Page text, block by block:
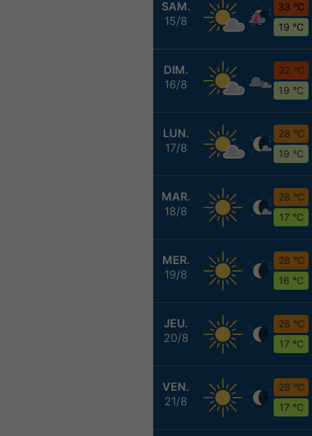
SAM.
15/8
33 °C
19 °C
DIM.
16/8
32 °C
19 °C
LUN.
17/8
28 °C
19 °C
MAR.
18/8
28 °C
17 °C
MER.
19/8
28 °C
16 °C
JEU.
20/8
28 °C
17 °C
VEN.
21/8
28 °C
17 °C